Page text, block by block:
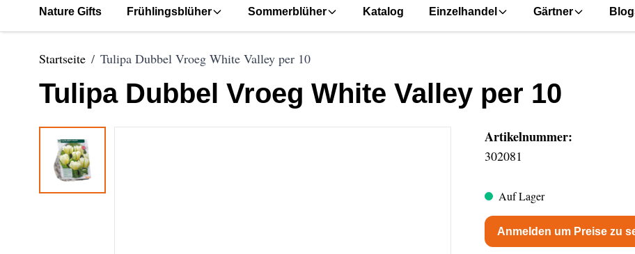
Nature Gifts Frühlingsblüher Sommerblüher Katalog Einzelhandel Gärtner
Startseite / Tulipa Dubbel Vroeg White Valley per 10
Tulipa Dubbel Vroeg White Valley per 10
Artikelnummer:
302081
Auf Lager
Anmelden um Preise zu